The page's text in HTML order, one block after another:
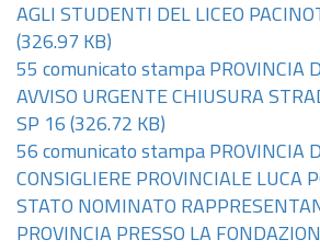
AGLI STUDENTI DEL LICEO
(326.97 KB)
55 comunicato stampa PROVINCIA
AVVISO URGENTE CHIUSURA
SP 16 (326.72 KB)
56 comunicato stampa PROVINCIA
CONSIGLIERE PROVINCIALE LUCA
STATO NOMINATO
PROVINCIA PRESSO LA